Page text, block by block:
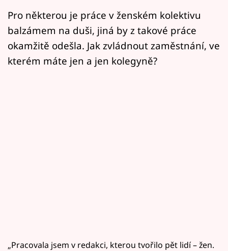
Mámy sobě
Přihlášení
Pro některou je práce v ženském kolektivu
balzámem na duši, jiná by z takové práce
okamžitě odešla. Jak zvládnout zaměstnání, ve
kterém máte jen a jen kolegyně?
„Pracovala jsem v redakci, kterou tvořilo pět lidí – žen.